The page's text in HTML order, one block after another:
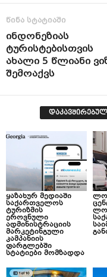
წინა სტატიაში
ინდონეზიას
ტურისტებისთვის
ახალი 5 წლიანი
შემოაქვს
ყაზახურ მედიაში
საქართველოს
ტურიზმის
ეროვნული
ადმინისტრაციის
მარკეტინგული
კამპანიის
ფარგლებში
სტატიები მომზადდა